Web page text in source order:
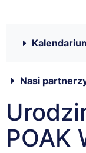
Nasi
POAK